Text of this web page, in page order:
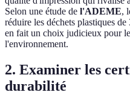
Selon une étude de l'ADEME,
réduire les déchets plastiques
en fait un choix judicieux pour
l'environnement.
2. Examiner les
durabilité